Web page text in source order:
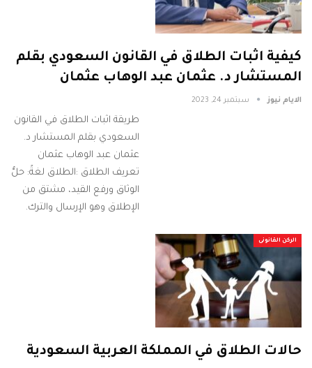
كيفية اثبات الطلاق في القانون السعودي بقلم
المستشار د. عثمان عبد الوهاب عثمان
الايام نيوز سبتمبر 24, 2023
طريقة اثبات الطلاق في القانون
السعودي بقلم المستشار د.
عثمان عبد الوهاب عثمان
تعريف الطلاق :الطلاق لغةً: حلُّ
الوثاق ورفع القيد، مشتق من
الإطلاق وهو الإرسال والترك.
الركن القانونى
حالات الطلاق في المملكة العربية السعودية